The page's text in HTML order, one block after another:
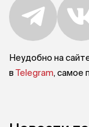
Неудобно на
в Telegram, самое